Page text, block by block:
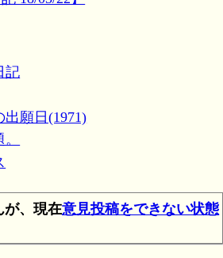
記
出願日(1971)
が、現在意見投稿をできない状態